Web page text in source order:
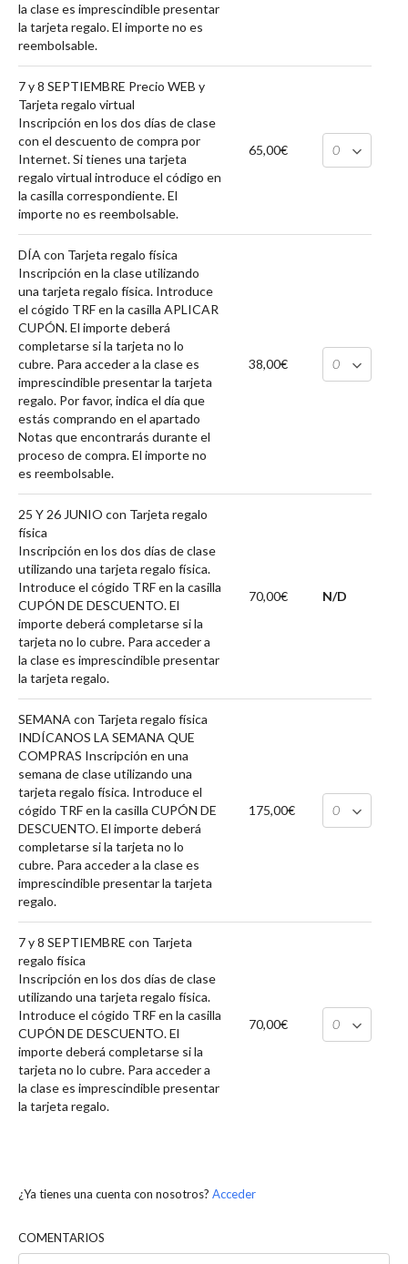
la clase es imprescindible presentar
la tarjeta regalo. El importe no es
reembolsable.
7 y 8 SEPTIEMBRE Precio WEB y
Tarjeta regalo virtual
Inscripción en los dos días de clase
con el descuento de compra por
Internet. Si tienes una tarjeta
regalo virtual introduce el código en
la casilla correspondiente. El
importe no es reembolsable.
65,00€
DÍA con Tarjeta regalo física
Inscripción en la clase utilizando
una tarjeta regalo física. Introduce
el cógido TRF en la casilla APLICAR
CUPÓN. El importe deberá
completarse si la tarjeta no lo
cubre. Para acceder a la clase es
imprescindible presentar la tarjeta
regalo. Por favor, indica el día que
estás comprando en el apartado
Notas que encontrarás durante el
proceso de compra. El importe no
es reembolsable.
38,00€
25 Y 26 JUNIO con Tarjeta regalo
física
Inscripción en los dos días de clase
utilizando una tarjeta regalo física.
Introduce el cógido TRF en la casilla
CUPÓN DE DESCUENTO. El
importe deberá completarse si la
tarjeta no lo cubre. Para acceder a
la clase es imprescindible presentar
la tarjeta regalo.
70,00€ N/D
SEMANA con Tarjeta regalo física
INDÍCANOS LA SEMANA QUE
COMPRAS Inscripción en una
semana de clase utilizando una
tarjeta regalo física. Introduce el
cógido TRF en la casilla CUPÓN DE
DESCUENTO. El importe deberá
completarse si la tarjeta no lo
cubre. Para acceder a la clase es
imprescindible presentar la tarjeta
regalo.
175,00€
7 y 8 SEPTIEMBRE con Tarjeta
regalo física
Inscripción en los dos días de clase
utilizando una tarjeta regalo física.
Introduce el cógido TRF en la casilla
CUPÓN DE DESCUENTO. El
importe deberá completarse si la
tarjeta no lo cubre. Para acceder a
la clase es imprescindible presentar
la tarjeta regalo.
70,00€
¿Ya tienes una cuenta con nosotros? Acceder
COMENTARIOS